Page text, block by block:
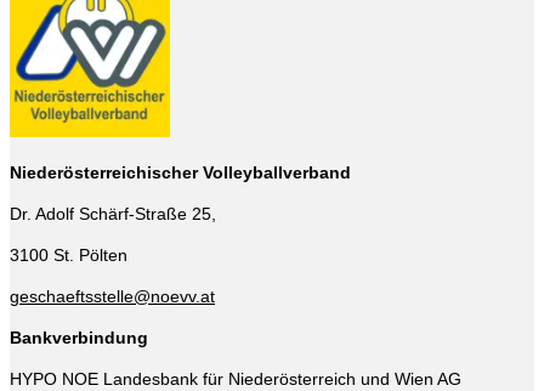
Niederösterreichischer Volleyballverband
Dr. Adolf Schärf-Straße 25,
3100 St. Pölten
geschaeftsstelle@noevv.at
Bankverbindung
HYPO NOE Landesbank für Niederösterreich und Wien AG